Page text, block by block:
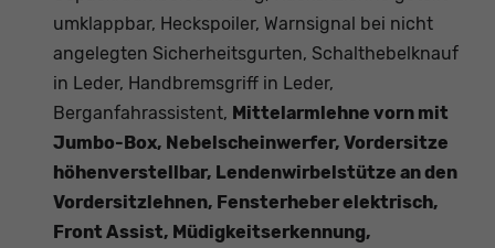
umklappbar, Heckspoiler, Warnsignal bei nicht
angelegten Sicherheitsgurten, Schalthebelknauf
in Leder, Handbremsgriff in Leder,
Berganfahrassistent, Mittelarmlehne vorn mit
Jumbo-Box, Nebelscheinwerfer, Vordersitze
höhenverstellbar, Lendenwirbelstütze an den
Vordersitzlehnen, Fensterheber elektrisch,
Front Assist, Müdigkeitserkennung,